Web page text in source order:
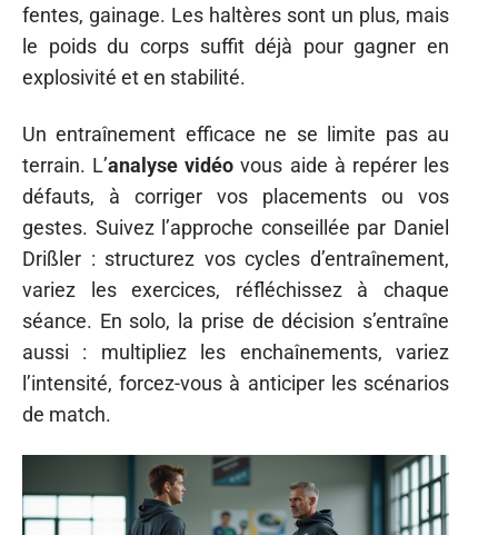
fentes, gainage. Les haltères sont un plus, mais
le poids du corps suffit déjà pour gagner en
explosivité et en stabilité.
Un entraînement efficace ne se limite pas au
terrain. L’analyse vidéo vous aide à repérer les
défauts, à corriger vos placements ou vos
gestes. Suivez l’approche conseillée par Daniel
Drißler : structurez vos cycles d’entraînement,
variez les exercices, réfléchissez à chaque
séance. En solo, la prise de décision s’entraîne
aussi : multipliez les enchaînements, variez
l’intensité, forcez-vous à anticiper les scénarios
de match.